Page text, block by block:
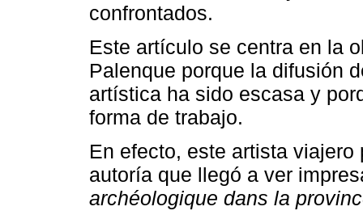
confrontados.
Este artículo se centra en la
Palenque porque la difusión
artística ha sido escasa y
forma de trabajo.
En efecto, este artista
autoría que llegó a ver
archéologique dans la